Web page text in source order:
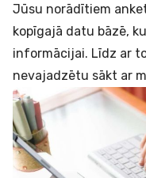
Jūsu norādītiem
kopīgajā datu bāzē,
informācijai. Līdz ar
nevajadzētu sākt ar